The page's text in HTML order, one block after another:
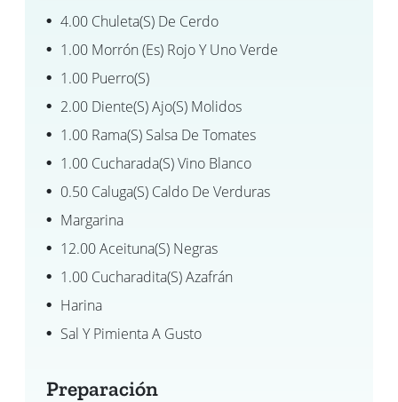
4.00 Chuleta(s) De Cerdo
1.00 Morrón (es) Rojo Y Uno Verde
1.00 Puerro(s)
2.00 Diente(s) Ajo(s) Molidos
1.00 Rama(s) Salsa De Tomates
1.00 Cucharada(s) Vino Blanco
0.50 Caluga(s) Caldo De Verduras
Margarina
12.00 Aceituna(s) Negras
1.00 Cucharadita(s) Azafrán
Harina
Sal Y Pimienta A Gusto
Preparación